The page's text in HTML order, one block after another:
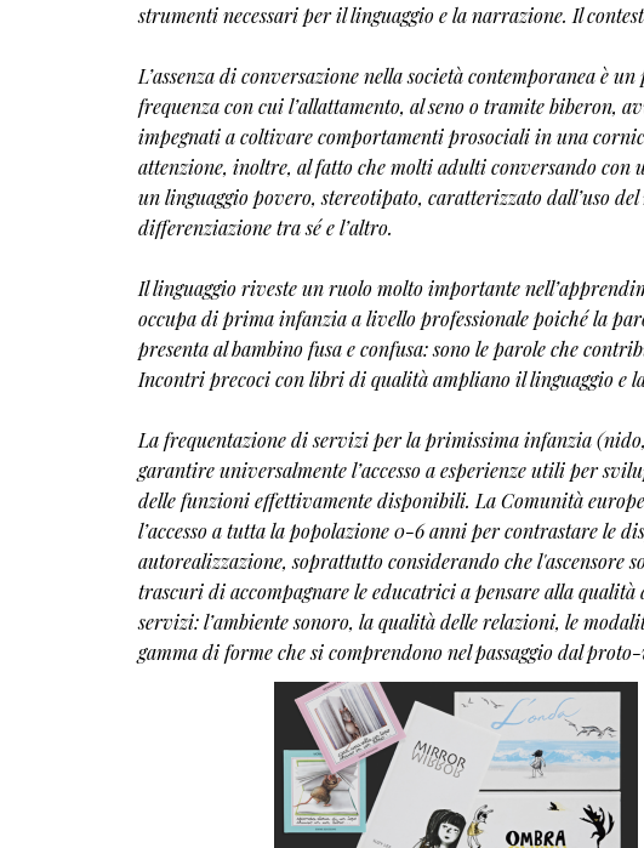
strumenti necessari per il linguaggio e la narrazione. Il
L’assenza di conversazione nella società contemporanea è
frequenza con cui l’allattamento, al seno o tramite biberon,
impegnati a coltivare comportamenti prosociali in una
attenzione, inoltre, al fatto che molti adulti conversando
un linguaggio povero, stereotipato, caratterizzato dall’uso
differenziazione tra sé e l’altro.
Il linguaggio riveste un ruolo molto importante
occupa di prima infanzia a livello professionale poiché la
presenta al bambino fusa e confusa: sono le parole che
Incontri precoci con libri di qualità ampliano il linguaggio e
La frequentazione di servizi per la primissima infanzia
garantire universalmente l’accesso a esperienze utili per
delle funzioni effettivamente disponibili. La Comunità
l’accesso a tutta la popolazione 0-6 anni per contrastare le
autorealizzazione, soprattutto considerando che l'ascensore
trascuri di accompagnare le educatrici a pensare alla
servizi: l’ambiente sonoro, la qualità delle relazioni, le
gamma di forme che si comprendono nel passaggio dal